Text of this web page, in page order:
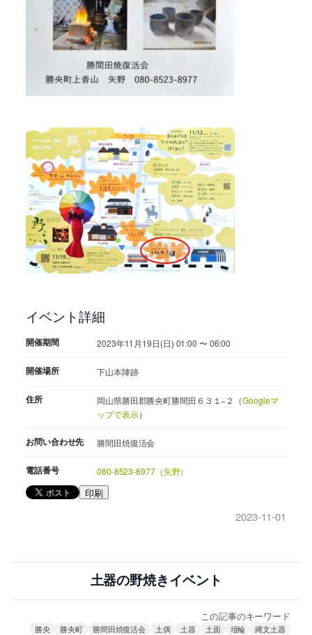
イベント詳細
開催期間 2023年11月19日(日) 01:00 〜 06:00
開催場所 下山本陣跡
住所 岡山県勝田郡勝央町勝間田６３１−２（Googleマ
ップで表示）
お問い合わせ先 勝間田焼復活会
電話番号 080-8523-8977（矢野）
印刷
2023-11-01
土器の野焼きイベント
この記事のキーワード
勝央 勝央町 勝間田焼復活会 土偶 土器 土面 埴輪
縄文土器